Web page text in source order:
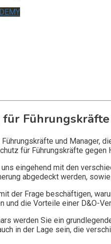
für
und Manager,
für Führungskräfte
eingehend mit den
abgedeckt werden,
der Frage beschäftigen,
und die Vorteile einer D&O-
werden Sie ein
in der Lage sein, die